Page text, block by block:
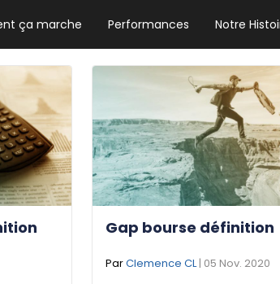
ça marche Performances Notre
NEWSLETTER HEBDO
Les news crypto dont vous
GUIDE CRYPTO
Le guide ultime pour débuter
cryptomonnaies
Gap bourse définition
ParClemence CL| 05 Nov. 2020